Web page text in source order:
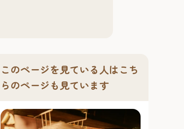
このページを見ている人はこち
らのページも見ています